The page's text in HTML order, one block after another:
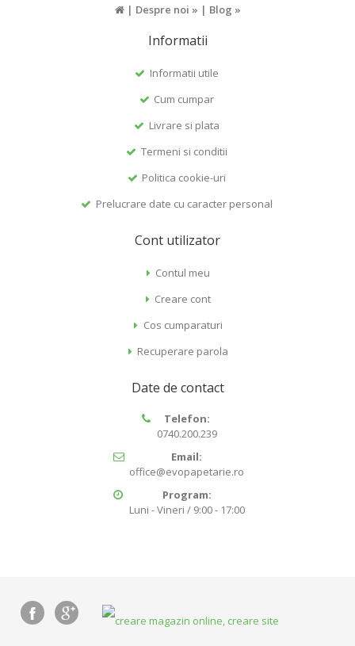
| Despre noi » | Blog »
Informatii
Informatii utile
Cum cumpar
Livrare si plata
Termeni si conditii
Politica cookie-uri
Prelucrare date cu caracter personal
Cont utilizator
Contul meu
Creare cont
Cos cumparaturi
Recuperare parola
Date de contact
Telefon:
0740.200.239
Email:
office@evopapetarie.ro
Program:
Luni - Vineri / 9:00 - 17:00